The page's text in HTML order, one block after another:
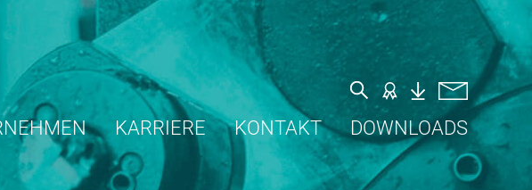
KARRIERE KONTAKT DOWNLOADS